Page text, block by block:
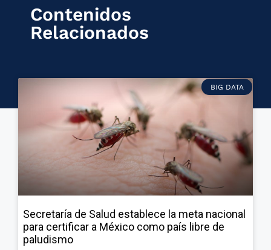
Contenidos
Relacionados
BIG DATA
Secretaría de Salud establece la meta nacional
para certificar a México como país libre de
paludismo